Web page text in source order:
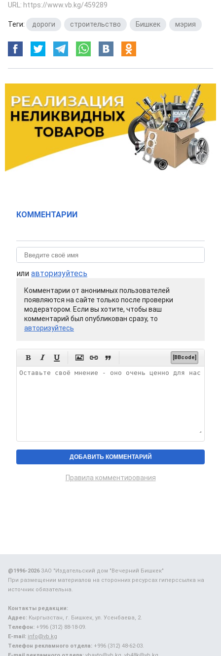
URL: https://www.vb.kg/459289
Теги: дороги строительство Бишкек мэрия
КОММЕНТАРИИ
или авторизуйтесь
Комментарии от анонимных пользователей
появляются на сайте только после проверки
модератором. Если вы хотите, чтобы ваш
комментарий был опубликован сразу, то
авторизуйтесь
      [BBcode]
Правила комментирования
@1996-2026ЗАО "Издательский дом "Вечерний Бишкек"
При размещении материалов на сторонних ресурсах гиперссылка на
источник обязательна.
Контакты редакции:
Адрес: Кыргызстан, г. Бишкек, ул. Усенбаева, 2.
Телефон: +996 (312) 88-18-09.
E-mail: info@vb.kg
Телефон рекламного отдела: +996 (312) 48-62-03.